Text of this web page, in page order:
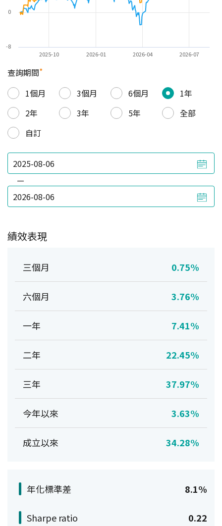
2025-10 2026-01 2026-04 2026-07
-8
0
查詢期間*
1個月
3個月 6個月
1年
2年
3年 5年
全部
自訂
—
績效表現
三個月 0.75%
六個月 3.76%
一年 7.41%
二年 22.45%
三年 37.97%
今年以來 3.63%
成立以來 34.28%
年化標準差 8.1%
Sharpe ratio 0.22